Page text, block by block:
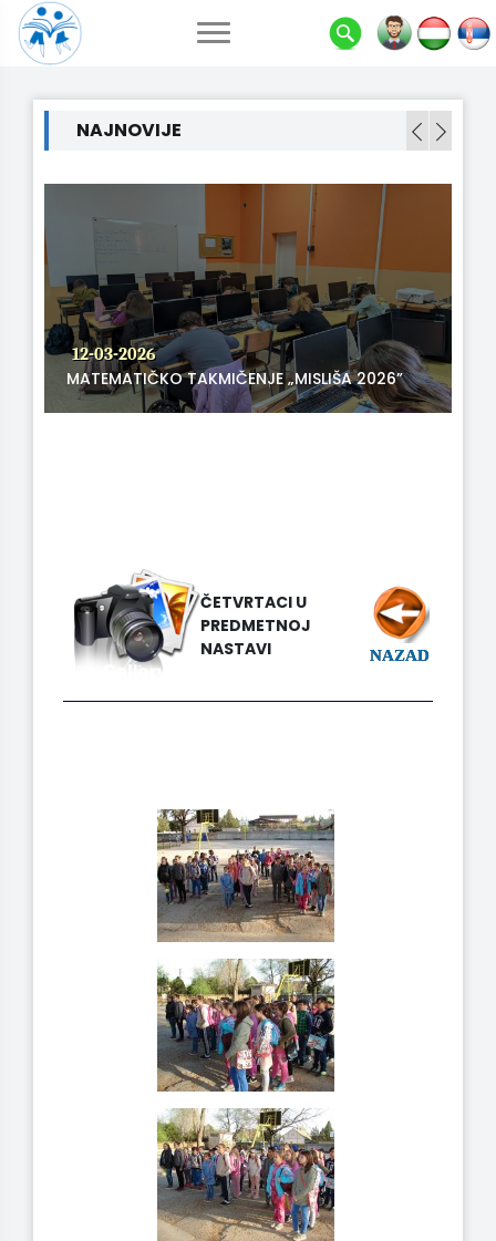
NAJNOVIJE
12-03-2026
MATEMATIČKO TAKMIČENJE „MISLIŠA 2026”
ČETVRTACI U
PREDMETNOJ
NASTAVI
NAZAD